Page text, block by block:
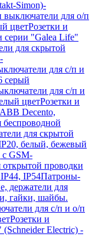
Simon)-
выключатели для о/п
цветРозетки и
серии "Galea Life"
для скрытой
для с/п и
серый
для с/п и
цветРозетки и
Decento,
для скрытой
белый, бежевый
с GSM-
открытой проводки
IP54Патроны-
держатели для
гайки, шайбы.
для с/п и о/п
Розетки и
Electric) -